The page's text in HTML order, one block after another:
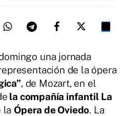
una jornada
de la ópera
, de Mozart, en el
la compañía infantil La
la Ópera de Oviedo. La